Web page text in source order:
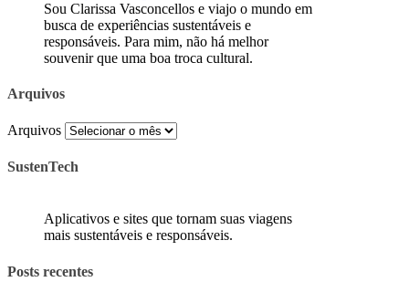
Sou Clarissa Vasconcellos e viajo o mundo em
busca de experiências sustentáveis e
responsáveis. Para mim, não há melhor
souvenir que uma boa troca cultural.
Arquivos
Arquivos
SustenTech
Aplicativos e sites que tornam suas viagens
mais sustentáveis e responsáveis.
Posts recentes